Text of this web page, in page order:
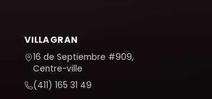
VILLAGRAN
16 de Septiembre #909,
Centre-ville
(411) 165 31 49